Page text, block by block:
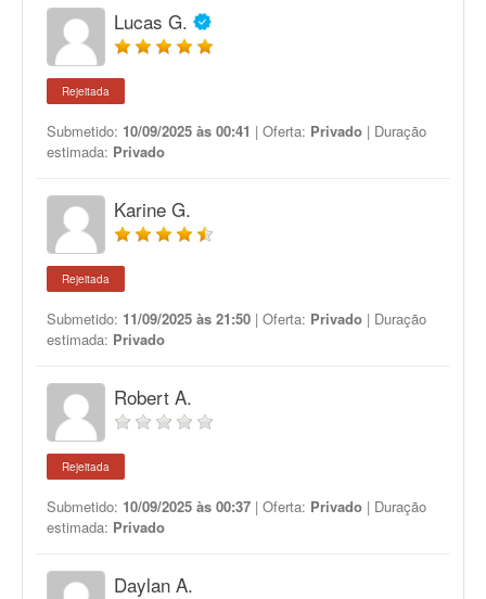
Lucas G.
Rejeitada
Submetido: 10/09/2025 às 00:41 | Oferta: Privado | Duração
estimada: Privado
Karine G.
Rejeitada
Submetido: 11/09/2025 às 21:50 | Oferta: Privado | Duração
estimada: Privado
Robert A.
Rejeitada
Submetido: 10/09/2025 às 00:37 | Oferta: Privado | Duração
estimada: Privado
Daylan A.